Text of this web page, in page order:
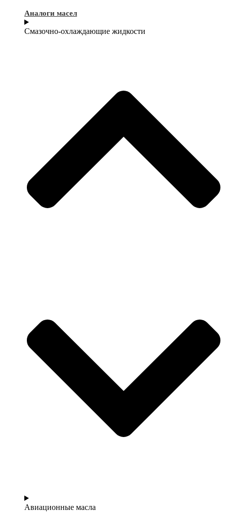
Аналоги масел
Смазочно-охлаждающие жидкости
Авиационные масла